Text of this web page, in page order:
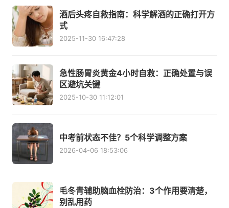
酒后头疼自救指南：科学解酒的正确打开方
式
2025-11-30 16:47:28
急性肠胃炎黄金4小时自救：正确处置与误
区避坑关键
2025-10-30 11:12:01
中考前状态不佳？5个科学调整方案
2026-04-06 18:53:06
毛冬青辅助脑血栓防治：3个作用要清楚，
别乱用药